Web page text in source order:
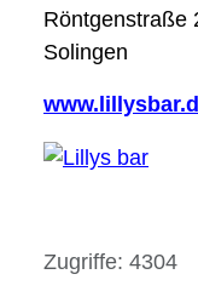
Röntgenstraße
Solingen
Details
Zugriffe: 4304